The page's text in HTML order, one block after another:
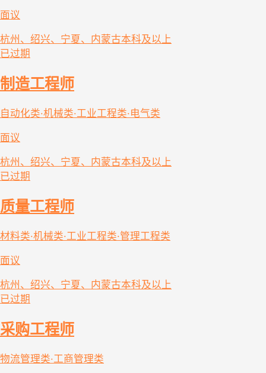
面议
杭州、绍兴、宁夏、内蒙古本科及以上
已过期
制造工程师
自动化类·机械类·工业工程类·电气类
面议
杭州、绍兴、宁夏、内蒙古本科及以上
已过期
质量工程师
材料类·机械类·工业工程类·管理工程类
面议
杭州、绍兴、宁夏、内蒙古本科及以上
已过期
采购工程师
物流管理类·工商管理类